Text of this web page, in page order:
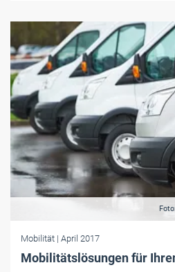
Mobilität | April 2017
Mobilitätslösungen für